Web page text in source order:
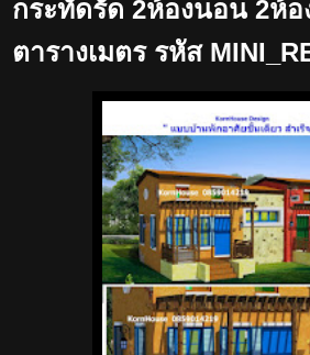
กระทัดรัด 2ห้องนอน 2ห้
ตารางเมตร รหัส